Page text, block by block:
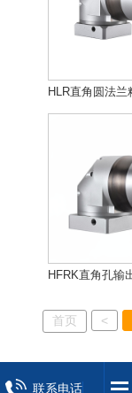
首页 <
联系电话